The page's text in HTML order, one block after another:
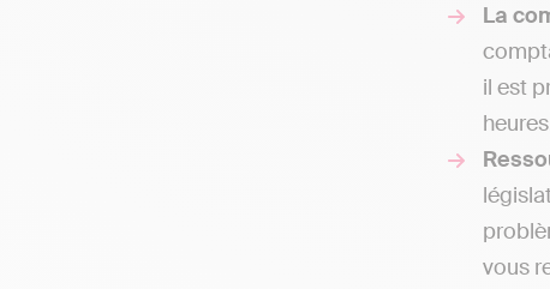
La
il est
vous